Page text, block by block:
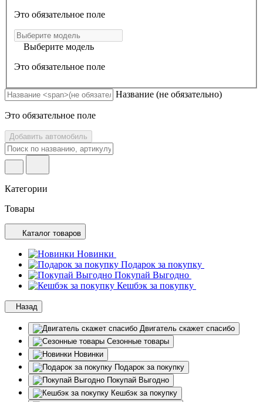
Это обязательное поле
Выберите модель
Это обязательное поле
Название (не обязательно)
Это обязательное поле
Добавить автомобиль
Категории
Товары
Каталог товаров
Новинки
Подарок за покупку
Покупай Выгодно
Кешбэк за покупку
Назад
Двигатель скажет спасибо
Сезонные товары
Новинки
Подарок за покупку
Покупай Выгодно
Кешбэк за покупку